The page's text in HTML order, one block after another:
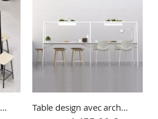
Table design FOURREAL A Table design avec arche FOUR REAL A XL